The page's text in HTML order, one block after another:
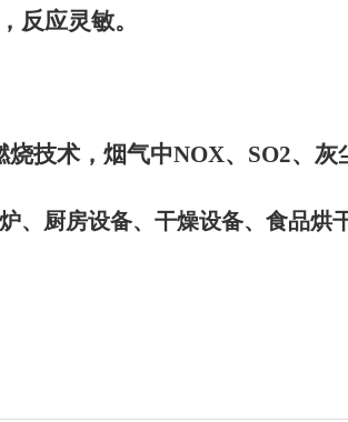
反应灵敏。
烧技术，烟气中NOX、 SO2、灰
厨房设备、干燥设备、食品烘